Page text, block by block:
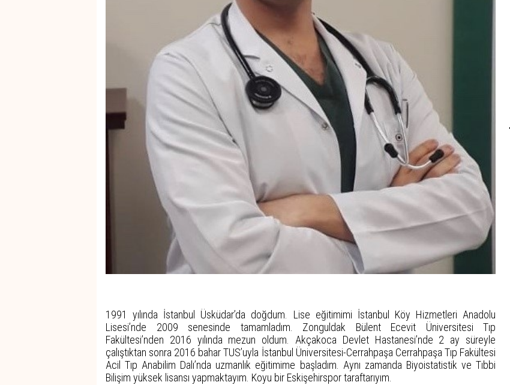
1991 yılında İstanbul Üsküdar’da doğdum. Lise eğitimimi İstanbul Köy Hizmetleri Anadolu
Lisesi’nde 2009 senesinde tamamladım. Zonguldak Bülent Ecevit Üniversitesi Tıp
Fakültesi’nden 2016 yılında mezun oldum. Akçakoca Devlet Hastanesi’nde 2 ay süreyle
çalıştıktan sonra 2016 bahar TUS’uyla İstanbul Üniversitesi-Cerrahpaşa Cerrahpaşa Tıp Fakültesi
Acil Tıp Anabilim Dalı’nda uzmanlık eğitimime başladım. Aynı zamanda Biyoistatistik ve Tıbbi
Bilişim yüksek lisansı yapmaktayım. Koyu bir Eskişehirspor taraftarıyım.